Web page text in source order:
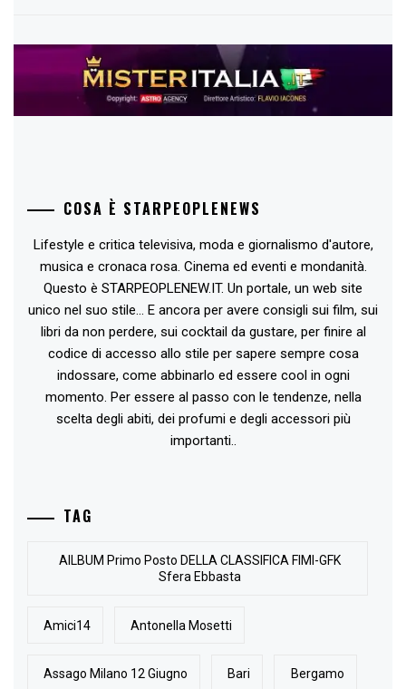
COSA È STARPEOPLENEWS
Lifestyle e critica televisiva, moda e giornalismo d'autore,
musica e cronaca rosa. Cinema ed eventi e mondanità.
Questo è STARPEOPLENEW.IT. Un portale, un web site
unico nel suo stile... E ancora per avere consigli sui film, sui
libri da non perdere, sui cocktail da gustare, per finire al
codice di accesso allo stile per sapere sempre cosa
indossare, come abbinarlo ed essere cool in ogni
momento. Per essere al passo con le tendenze, nella
scelta degli abiti, dei profumi e degli accessori più
importanti..
TAG
AlLBUM Primo Posto DELLA CLASSIFICA FIMI-GFK
Sfera Ebbasta
Amici14 Antonella Mosetti
Assago Milano 12 Giugno Bari Bergamo